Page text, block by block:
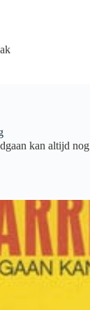
kan altijd nog